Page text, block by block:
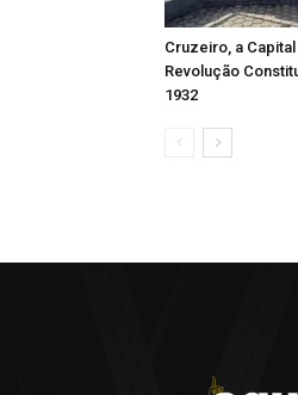
Cruzeiro, a
Revolução
1932